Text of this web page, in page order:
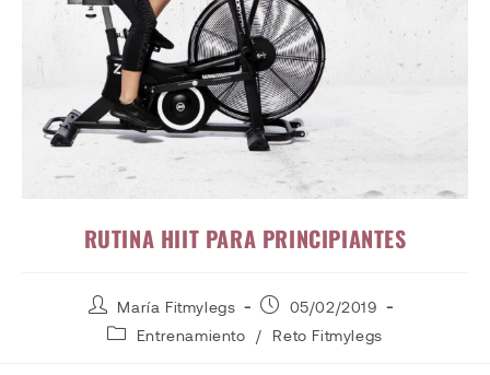
RUTINA HIIT PARA PRINCIPIANTES
María Fitmylegs
05/02/2019
Entrenamiento
/ Reto Fitmylegs